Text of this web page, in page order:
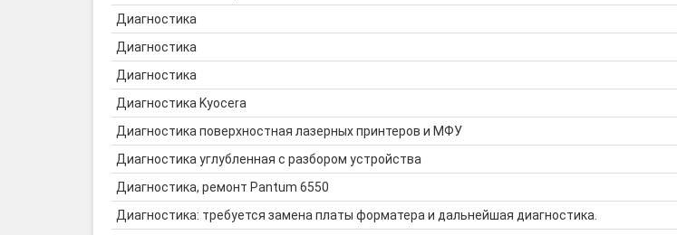
Диагностика
Диагностика
Диагностика
Диагностика Kyocera
Диагностика поверхностная лазерных принтеров и МФУ
Диагностика углубленная с разбором устройства
Диагностика, ремонт Pantum 6550
Диагностика: требуется замена платы форматера и дальнейшая диагностика.